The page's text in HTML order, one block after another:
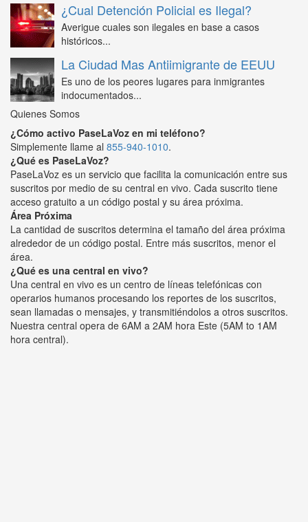
¿Cual Detención Policial es Ilegal?
Averigue cuales son ilegales en base a casos
históricos...
La Ciudad Mas Antiimigrante de EEUU
Es uno de los peores lugares para inmigrantes
indocumentados...
Quienes Somos
¿Cómo activo PaseLaVoz en mi teléfono?
Simplemente llame al 855-940-1010.
¿Qué es PaseLaVoz?
PaseLaVoz es un servicio que facilita la comunicación entre sus
suscritos por medio de su central en vivo. Cada suscrito tiene
acceso gratuito a un código postal y su área próxima.
Área Próxima
La cantidad de suscritos determina el tamaño del área próxima
alrededor de un código postal. Entre más suscritos, menor el
área.
¿Qué es una central en vivo?
Una central en vivo es un centro de líneas telefónicas con
operarios humanos procesando los reportes de los suscritos,
sean llamadas o mensajes, y transmitiéndolos a otros suscritos.
Nuestra central opera de 6AM a 2AM hora Este (5AM to 1AM
hora central).